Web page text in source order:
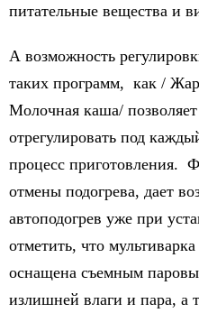
питательные вещества и
А возможность
таких программ, как /
Молочная каша/
отрегулировать под
процесс приготовления.
отмены подогрева, дает
автоподогрев уже при
отметить, что
оснащена съемным
излишней влаги и пара,